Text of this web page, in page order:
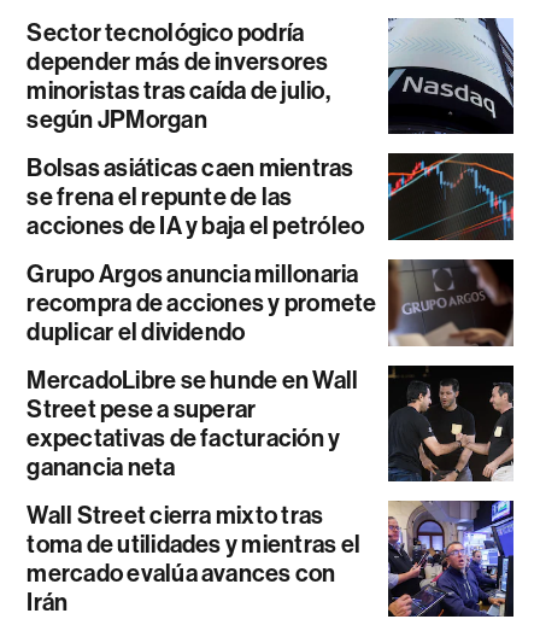
Sector tecnológico podría
depender más de inversores
minoristas tras caída de julio,
según JPMorgan
Bolsas asiáticas caen mientras
se frena el repunte de las
acciones de IA y baja el petróleo
Grupo Argos anuncia millonaria
recompra de acciones y promete
duplicar el dividendo
MercadoLibre se hunde en Wall
Street pese a superar
expectativas de facturación y
ganancia neta
Wall Street cierra mixto tras
toma de utilidades y mientras el
mercado evalúa avances con
Irán